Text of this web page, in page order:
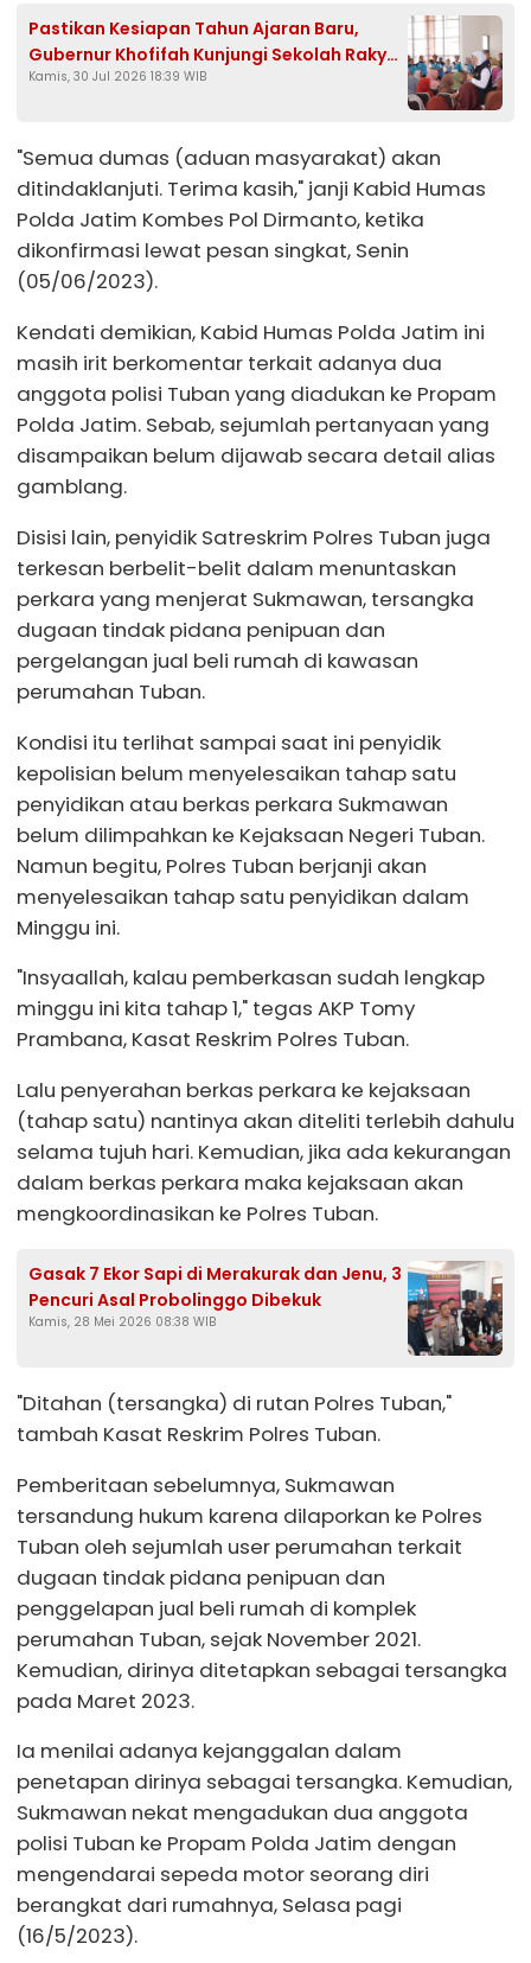
Pastikan Kesiapan Tahun Ajaran Baru,
Gubernur Khofifah Kunjungi Sekolah Rakyat
Di Tuban
Kamis, 30 Jul 2026 18:39 WIB
"Semua dumas (aduan masyarakat) akan
ditindaklanjuti. Terima kasih," janji Kabid Humas
Polda Jatim Kombes Pol Dirmanto, ketika
dikonfirmasi lewat pesan singkat, Senin
(05/06/2023).
Kendati demikian, Kabid Humas Polda Jatim ini
masih irit berkomentar terkait adanya dua
anggota polisi Tuban yang diadukan ke Propam
Polda Jatim. Sebab, sejumlah pertanyaan yang
disampaikan belum dijawab secara detail alias
gamblang.
Disisi lain, penyidik Satreskrim Polres Tuban juga
terkesan berbelit-belit dalam menuntaskan
perkara yang menjerat Sukmawan, tersangka
dugaan tindak pidana penipuan dan
pergelangan jual beli rumah di kawasan
perumahan Tuban.
Kondisi itu terlihat sampai saat ini penyidik
kepolisian belum menyelesaikan tahap satu
penyidikan atau berkas perkara Sukmawan
belum dilimpahkan ke Kejaksaan Negeri Tuban.
Namun begitu, Polres Tuban berjanji akan
menyelesaikan tahap satu penyidikan dalam
Minggu ini.
"Insyaallah, kalau pemberkasan sudah lengkap
minggu ini kita tahap 1," tegas AKP Tomy
Prambana, Kasat Reskrim Polres Tuban.
Lalu penyerahan berkas perkara ke kejaksaan
(tahap satu) nantinya akan diteliti terlebih dahulu
selama tujuh hari. Kemudian, jika ada kekurangan
dalam berkas perkara maka kejaksaan akan
mengkoordinasikan ke Polres Tuban.
Gasak 7 Ekor Sapi di Merakurak dan Jenu, 3
Pencuri Asal Probolinggo Dibekuk
Kamis, 28 Mei 2026 08:38 WIB
"Ditahan (tersangka) di rutan Polres Tuban,"
tambah Kasat Reskrim Polres Tuban.
Pemberitaan sebelumnya, Sukmawan
tersandung hukum karena dilaporkan ke Polres
Tuban oleh sejumlah user perumahan terkait
dugaan tindak pidana penipuan dan
penggelapan jual beli rumah di komplek
perumahan Tuban, sejak November 2021.
Kemudian, dirinya ditetapkan sebagai tersangka
pada Maret 2023.
Ia menilai adanya kejanggalan dalam
penetapan dirinya sebagai tersangka. Kemudian,
Sukmawan nekat mengadukan dua anggota
polisi Tuban ke Propam Polda Jatim dengan
mengendarai sepeda motor seorang diri
berangkat dari rumahnya, Selasa pagi
(16/5/2023).